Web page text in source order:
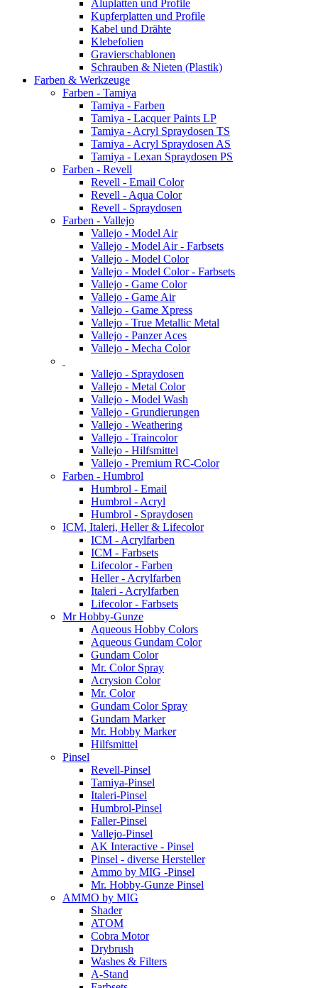
Aluplatten und Profile
Kupferplatten und Profile
Kabel und Drähte
Klebefolien
Gravierschablonen
Schrauben & Nieten (Plastik)
Farben & Werkzeuge
Farben - Tamiya
Tamiya - Farben
Tamiya - Lacquer Paints LP
Tamiya - Acryl Spraydosen TS
Tamiya - Acryl Spraydosen AS
Tamiya - Lexan Spraydosen PS
Farben - Revell
Revell - Email Color
Revell - Aqua Color
Revell - Spraydosen
Farben - Vallejo
Vallejo - Model Air
Vallejo - Model Air - Farbsets
Vallejo - Model Color
Vallejo - Model Color - Farbsets
Vallejo - Game Color
Vallejo - Game Air
Vallejo - Game Xpress
Vallejo - True Metallic Metal
Vallejo - Panzer Aces
Vallejo - Mecha Color
Vallejo - Spraydosen
Vallejo - Metal Color
Vallejo - Model Wash
Vallejo - Grundierungen
Vallejo - Weathering
Vallejo - Traincolor
Vallejo - Hilfsmittel
Vallejo - Premium RC-Color
Farben - Humbrol
Humbrol - Email
Humbrol - Acryl
Humbrol - Spraydosen
ICM, Italeri, Heller & Lifecolor
ICM - Acrylfarben
ICM - Farbsets
Lifecolor - Farben
Heller - Acrylfarben
Italeri - Acrylfarben
Lifecolor - Farbsets
Mr Hobby-Gunze
Aqueous Hobby Colors
Aqueous Gundam Color
Gundam Color
Mr. Color Spray
Acrysion Color
Mr. Color
Gundam Color Spray
Gundam Marker
Mr. Hobby Marker
Hilfsmittel
Pinsel
Revell-Pinsel
Tamiya-Pinsel
Italeri-Pinsel
Humbrol-Pinsel
Faller-Pinsel
Vallejo-Pinsel
AK Interactive - Pinsel
Pinsel - diverse Hersteller
Ammo by MIG -Pinsel
Mr. Hobby-Gunze Pinsel
AMMO by MIG
Shader
ATOM
Cobra Motor
Drybrush
Washes & Filters
A-Stand